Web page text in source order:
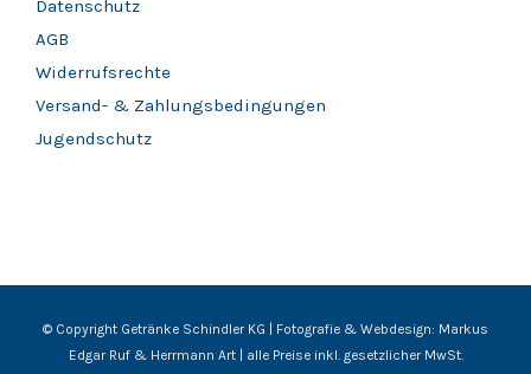
Datenschutz
AGB
Widerrufsrechte
Versand- & Zahlungsbedingungen
Jugendschutz
© Copyright Getränke Schindler KG | Fotografie & Webdesign: Markus
Edgar Ruf& Herrmann Art| alle Preise inkl. gesetzlicher MwSt.